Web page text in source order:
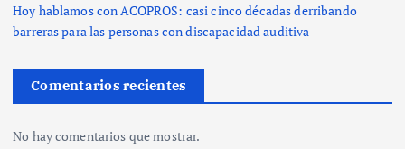
Hoy hablamos con ACOPROS: casi cinco décadas derribando
barreras para las personas con discapacidad auditiva
Comentarios recientes
No hay comentarios que mostrar.